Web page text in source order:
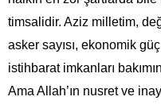
timsalidir. Aziz milletim,
asker sayısı, ekonomik
istihbarat imkanları
Ama Allah’ın nusret ve